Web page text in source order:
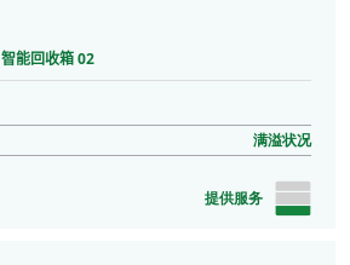
智能回收箱 02
满溢状况
提供服务